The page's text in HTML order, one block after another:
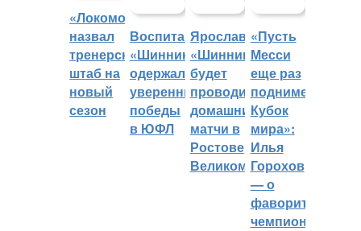
«Локомотив»
назвал
тренерский
штаб на
новый
сезон
Воспитанники
«Шинника»
одержали
уверенные
победы
в ЮФЛ
Ярославский
«Шинник»
будет
проводить
домашние
матчи в
Ростове
Великом
«Пусть
Месси
еще раз
поднимет
Кубок
мира»:
Илья
Горохов
— о
фаворитах
чемпионата